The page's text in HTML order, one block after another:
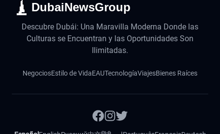
DubaiNewsGroup
Descubre Dubái: Una Maravilla Moderna Donde las
Culturas se Encuentran y las Oportunidades Son
Ilimitadas.
NegociosEstilo de VidaEAUTecnologíaViajesBienes Raíces